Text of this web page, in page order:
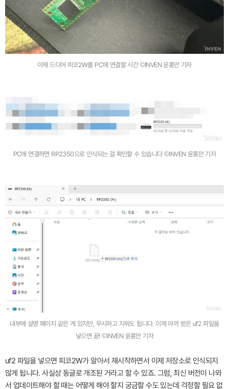
이제 드디어 피코2W를 PC에 연결할 시간 ©INVEN 윤홍만 기자
PC에 연결하면 RP2350으로 인식되는 걸 확인할 수 있습니다 ©INVEN 윤홍만 기자
내부에 설명 페이지 같은 게 있지만, 무시하고 지워도 됩니다. 이제 아까 받은 uf2 파일을
넣으면 끝! ©INVEN 윤홍만 기자
uf2 파일을 넣으면 피코2W가 알아서 재시작하면서 이제 저장소로 인식되지
않게 됩니다. 사실상 동글로 개조된 거라고 할 수 있죠. 그럼, 최신 버전이 나와
서 업데이트해야 할 때는 어떻게 해야 할지 궁금할 수도 있는데 걱정할 필요 없